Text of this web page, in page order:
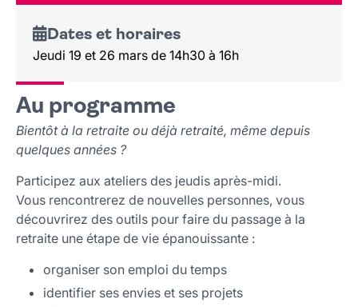
Dates et horaires
Jeudi 19 et 26 mars de 14h30 à 16h
Au programme
Bientôt à la retraite ou déjà retraité, même depuis
quelques années ?
Participez aux ateliers des jeudis après-midi.
Vous rencontrerez de nouvelles personnes, vous
découvrirez des outils pour faire du passage à la
retraite une étape de vie épanouissante :
organiser son emploi du temps
identifier ses envies et ses projets